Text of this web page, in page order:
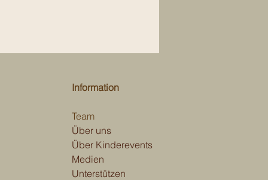
Information
Team
Über uns
Über Kinderevents
Medien
Unterstützen